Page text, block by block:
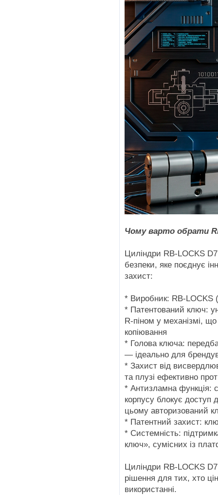
Чому варто обрати
Циліндри RB-LOCKS
безпеки, яке поєднує
захист:
* Виробник: RB-LOCKS
* Патентований ключ:
R-піном у механізмі,
копіювання
* Голова ключа:
— ідеально для
* Захист від
та плузі ефективно
* Антизламна функція:
корпусу блокує доступ
цьому авторизований
* Патентний захист:
* Системність:
ключ», сумісних із
Циліндри RB-LOCKS
рішення для тих, хто
використанні.